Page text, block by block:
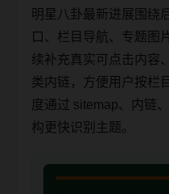
明星八卦最新进展围绕
口、栏目导航、专题图
续补充真实可点击内容
类内链，方便用户按栏
度通过 sitemap、内链
构更快识别主题。